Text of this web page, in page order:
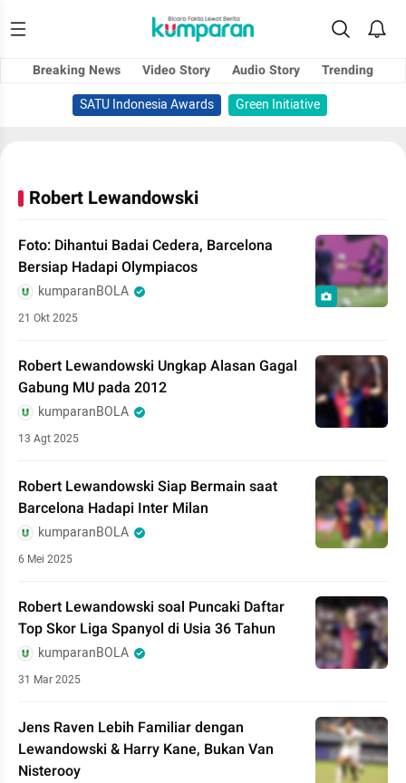
Breaking News Video Story Audio Story
Trending
SATU Indonesia Awards
Green Initiative
Robert Lewandowski
Foto: Dihantui Badai Cedera, Barcelona
Bersiap Hadapi Olympiacos
kumparanBOLA
21 Okt 2025
Robert Lewandowski Ungkap Alasan Gagal
Gabung MU pada 2012
kumparanBOLA
13 Agt 2025
Robert Lewandowski Siap Bermain saat
Barcelona Hadapi Inter Milan
kumparanBOLA
6 Mei 2025
Robert Lewandowski soal Puncaki Daftar
Top Skor Liga Spanyol di Usia 36 Tahun
kumparanBOLA
31 Mar 2025
Jens Raven Lebih Familiar dengan
Lewandowski & Harry Kane, Bukan Van
Nisterooy